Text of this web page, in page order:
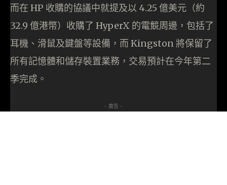
而在 HP 收購的協議中就提及以 4.25 億美元（約
32.9 億港幣）收購了 HyperX 的電競周邊，包括了
耳機、滑鼠及鍵盤等設備，而 Kingston 將保留了
所有記憶體和儲存裝置業務，交易預計在今年第二
季完成。
- 廣告 -